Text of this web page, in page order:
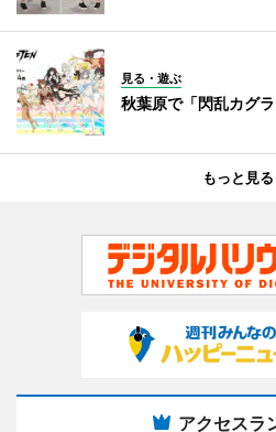
見る・遊ぶ
秋葉原で「閃乱カグ
もっと見る
アクセスラ